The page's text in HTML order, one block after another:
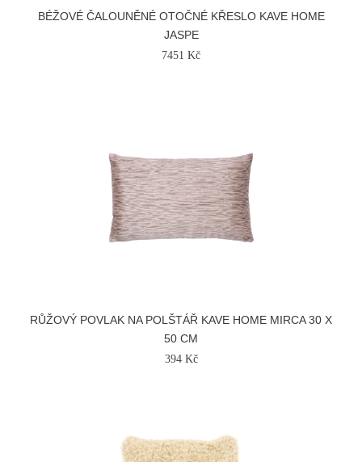
BÉŽOVÉ ČALOUNĚNÉ OTOČNÉ KŘESLO KAVE HOME
JASPE
7451 Kč
RŮŽOVÝ POVLAK NA POLŠTÁŘ KAVE HOME MIRCA 30 X
50 CM
394 Kč